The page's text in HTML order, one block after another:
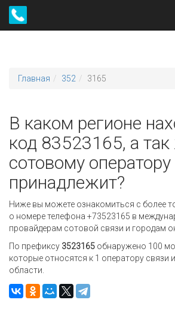
Главная 352 3165
В каком регионе
код 83523165, а
сотовому оператору
принадлежит?
Ниже вы можете ознакомиться с более
о номере телефона +73523165 в
провайдерам сотовой связи и городам
По префиксу 3523165 обнаружено 100
которые относятся к 1 оператору связи
области.